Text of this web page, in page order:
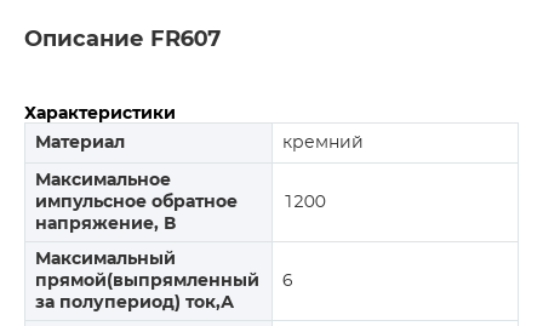
Описание FR607
Характеристики
Материал
кремний
Максимальное
импульсное обратное
напряжение, В
1200
Максимальный
прямой(выпрямленный
за полупериод) ток,А
6